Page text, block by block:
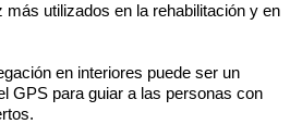
utilizados en la rehabilitación y en
en interiores puede ser un
GPS para guiar a las personas con